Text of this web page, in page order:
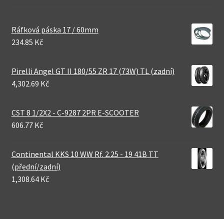
Ráfková páska 17 / 60mm
234.85 Kč
Pirelli Angel GT II 180/55 ZR 17 (73W) TL (zadní)
4,302.69 Kč
CST 8 1/2X2 - C-9287 2PR E-SCOOTER
606.77 Kč
Continental KKS 10 WW Rf. 2.25 - 19 41B TT
(přední/zadní)
1,308.64 Kč